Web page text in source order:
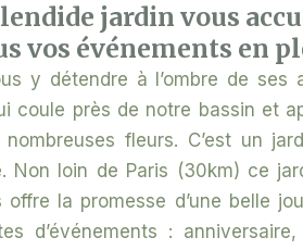
jardin vous
vos événements en
y détendre à l’ombre de ses
coule près de notre bassin et
fleurs. C’est un
Non loin de Paris (30km) ce
la promesse d’une belle
d’événements :